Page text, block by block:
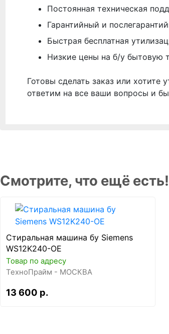
Постоянная техническая
Гарантийный и
Быстрая бесплатная
Низкие цены на б/у бытовую
Готовы сделать заказ или хотите
ответим на все ваши вопросы и
Смотрите, что ещё есть!
Стиральная машина бу Siemens
WS12K240-OE
Товар по адресу
ТехноПрайм - МОСКВА
13 600 р.